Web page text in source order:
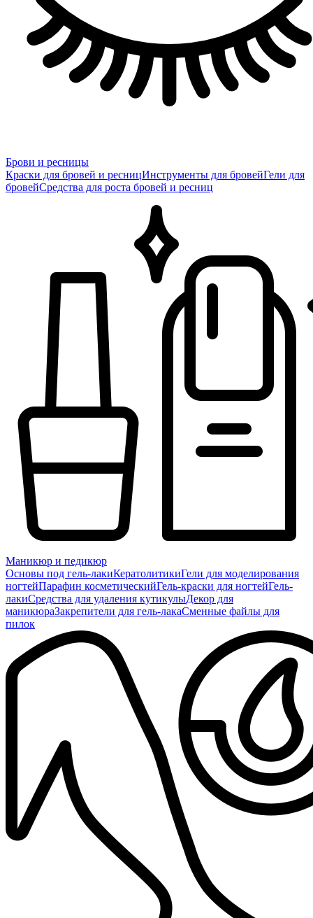
Брови и ресницы
Краски для бровей и ресницИнструменты для бровейГели для
бровейСредства для роста бровей и ресниц
Маникюр и педикюр
Основы под гель-лакиКератолитикиГели для моделирования
ногтейПарафин косметическийГель-краски для ногтейГель-
лакиСредства для удаления кутикулыДекор для
маникюраЗакрепители для гель-лакаСменные файлы для
пилок